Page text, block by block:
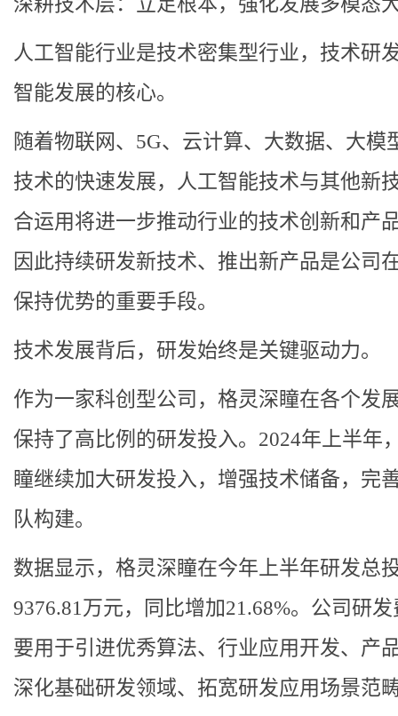
人工智能行业是技术密集型行业，技术研
智能发展的核心。
随着物联网、5G、云计算、大数据、大模
技术的快速发展，人工智能技术与其他新
合运用将进一步推动行业的技术创新和产
因此持续研发新技术、推出新产品是公司
保持优势的重要手段。
技术发展背后，研发始终是关键驱动力。
作为一家科创型公司，格灵深瞳在各个发
保持了高比例的研发投入。2024年上半年
瞳继续加大研发投入，增强技术储备，完
队构建。
数据显示，格灵深瞳在今年上半年研发总
9376.81万元，同比增加21.68%。公司研
要用于引进优秀算法、行业应用开发、产
深化基础研发领域、拓宽研发应用场景范